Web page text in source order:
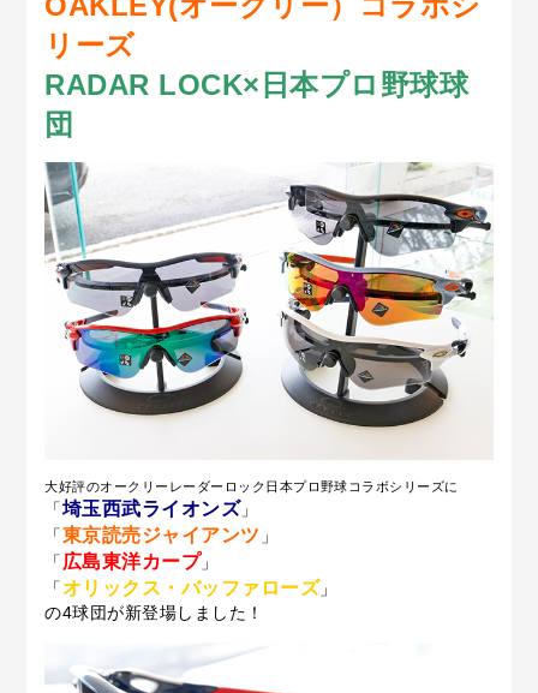
リーズ
RADAR LOCK×日本プロ野球球
団
大好評のオークリーレーダーロック日本プロ野球コラボシリーズに
「埼玉西武ライオンズ 」
「東京読売ジャイアンツ 」
「 広島東洋カープ」
「オリックス・バッファローズ 」
の4球団が新登場しました！